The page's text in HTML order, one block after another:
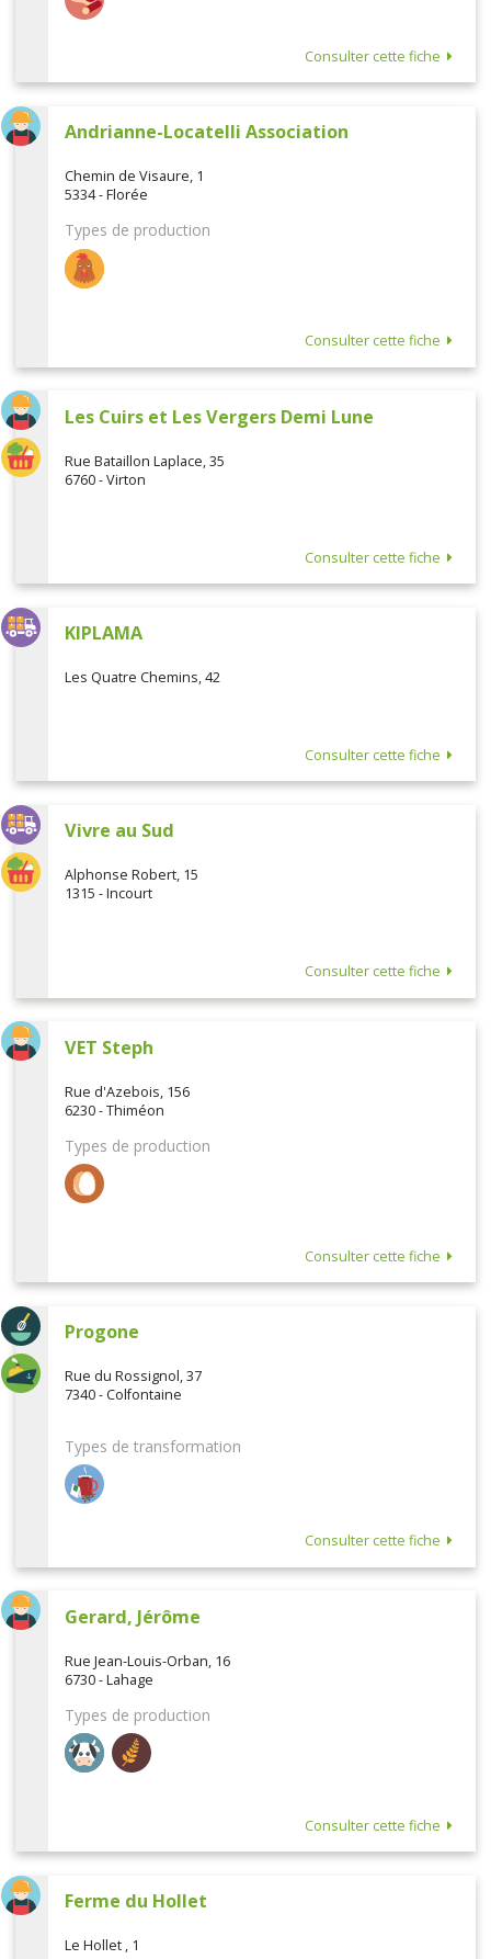
Consulter cette fiche
Andrianne-Locatelli Association
Chemin de Visaure, 1
5334 - Florée
Types de production
Consulter cette fiche
Les Cuirs et Les Vergers Demi Lune
Rue Bataillon Laplace, 35
6760 - Virton
Consulter cette fiche
KIPLAMA
Les Quatre Chemins, 42
Consulter cette fiche
Vivre au Sud
Alphonse Robert, 15
1315 - Incourt
Consulter cette fiche
VET Steph
Rue d'Azebois, 156
6230 - Thiméon
Types de production
Consulter cette fiche
Progone
Rue du Rossignol, 37
7340 - Colfontaine
Types de transformation
Consulter cette fiche
Gerard, Jérôme
Rue Jean-Louis-Orban, 16
6730 - Lahage
Types de production
Consulter cette fiche
Ferme du Hollet
Le Hollet , 1